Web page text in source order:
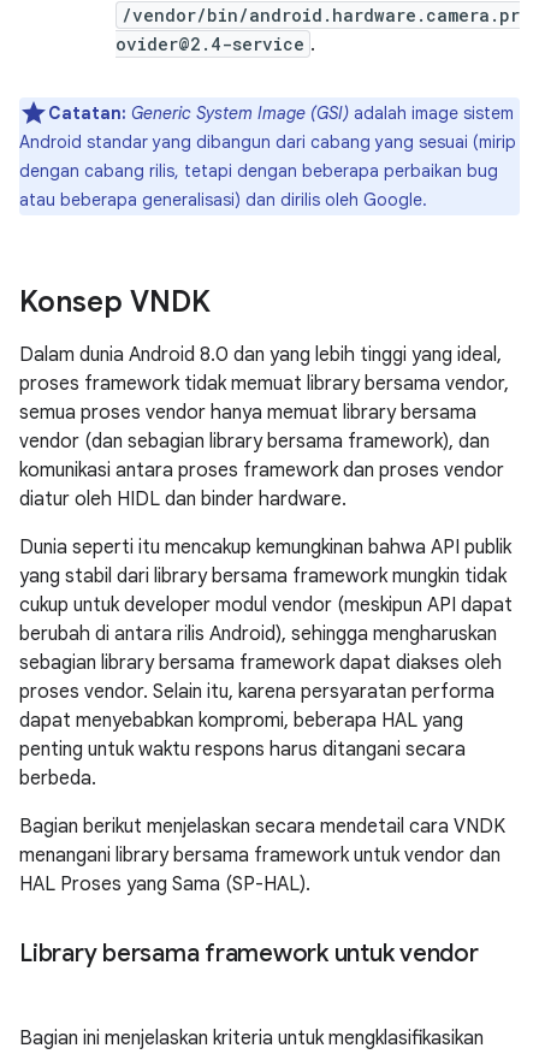
/vendor/bin/android.hardware.camera.pr
ovider@2.4-service .
Catatan: Generic System Image (GSI) adalah image sistem
Android standar yang dibangun dari cabang yang sesuai (mirip
dengan cabang rilis, tetapi dengan beberapa perbaikan bug
atau beberapa generalisasi) dan dirilis oleh Google.
Konsep VNDK
Dalam dunia Android 8.0 dan yang lebih tinggi yang ideal,
proses framework tidak memuat library bersama vendor,
semua proses vendor hanya memuat library bersama
vendor (dan sebagian library bersama framework), dan
komunikasi antara proses framework dan proses vendor
diatur oleh HIDL dan binder hardware.
Dunia seperti itu mencakup kemungkinan bahwa API publik
yang stabil dari library bersama framework mungkin tidak
cukup untuk developer modul vendor (meskipun API dapat
berubah di antara rilis Android), sehingga mengharuskan
sebagian library bersama framework dapat diakses oleh
proses vendor. Selain itu, karena persyaratan performa
dapat menyebabkan kompromi, beberapa HAL yang
penting untuk waktu respons harus ditangani secara
berbeda.
Bagian berikut menjelaskan secara mendetail cara VNDK
menangani library bersama framework untuk vendor dan
HAL Proses yang Sama (SP-HAL).
Library bersama framework untuk vendor
Bagian ini menjelaskan kriteria untuk mengklasifikasikan